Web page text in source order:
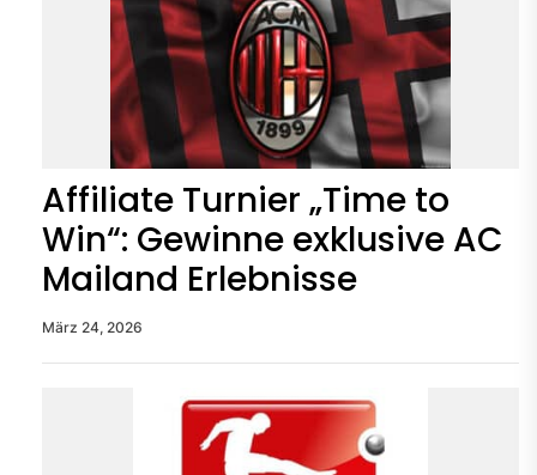
Affiliate Turnier „Time to
Win“: Gewinne exklusive AC
Mailand Erlebnisse
März 24, 2026